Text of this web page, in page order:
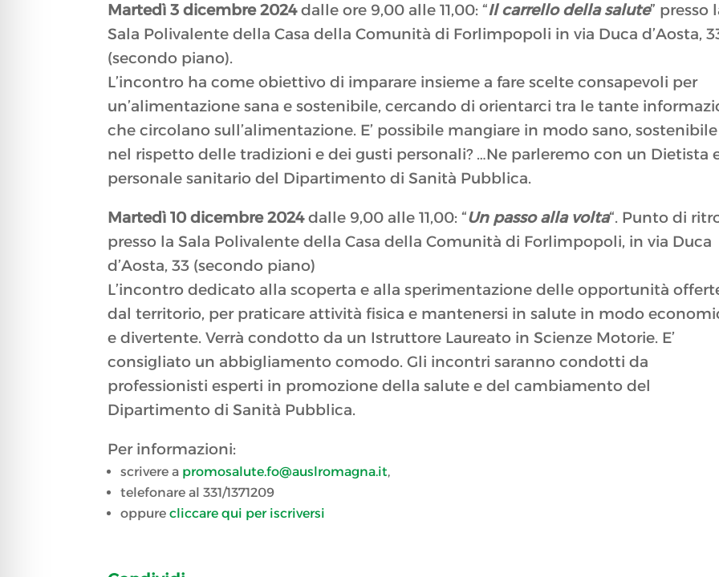
Martedì 3 dicembre 2024dalle ore 9,00 alle 11,00: “Il carrello della salute” presso
Sala Polivalente della Casa della Comunità di Forlimpopoli in via Duca d’Aosta,
(secondo piano).
L’incontro ha come obiettivo di imparare insieme a fare scelte consapevoli per
un’alimentazione sana e sostenibile, cercando di orientarci tra le tante
che circolano sull’alimentazione. E’ possibile mangiare in modo sano,
nel rispetto delle tradizioni e dei gusti personali? …Ne parleremo con un Dietista
personale sanitario del Dipartimento di Sanità Pubblica.
Martedì 10 dicembre 2024dalle 9,00 alle 11,00: “Un passo alla volta“. Punto di
presso la Sala Polivalente della Casa della Comunità di Forlimpopoli, in via Duca
d’Aosta, 33 (secondo piano)
L’incontro dedicato alla scoperta e alla sperimentazione delle opportunità
dal territorio, per praticare attività fisica e mantenersi in salute in modo
e divertente. Verrà condotto da un Istruttore Laureato in Scienze Motorie. E’
consigliato un abbigliamento comodo. Gli incontri saranno condotti da
professionisti esperti in promozione della salute e del cambiamento del
Dipartimento di Sanità Pubblica.
Per informazioni:
scrivere a promosalute.fo@auslromagna.it,
telefonare al 331/1371209
oppurecliccare qui per iscriversi